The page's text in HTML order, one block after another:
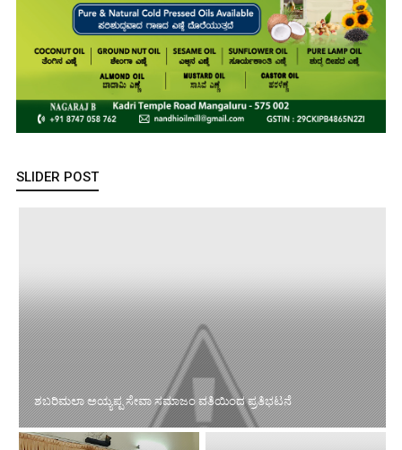
SLIDER POST